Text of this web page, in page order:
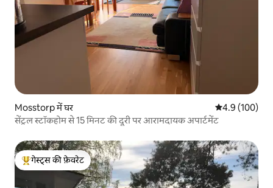
Mosstorp में घर औसत रेटिंग 5 में
4.9 (100)
सेंट्रल स्टॉकहोम से 15 मिनट की दूरी पर आरामदायक अपार्टमेंट
गेस्ट्स का टॉप फ़ेवरेट
गेस्ट्स की फ़ेवरेट